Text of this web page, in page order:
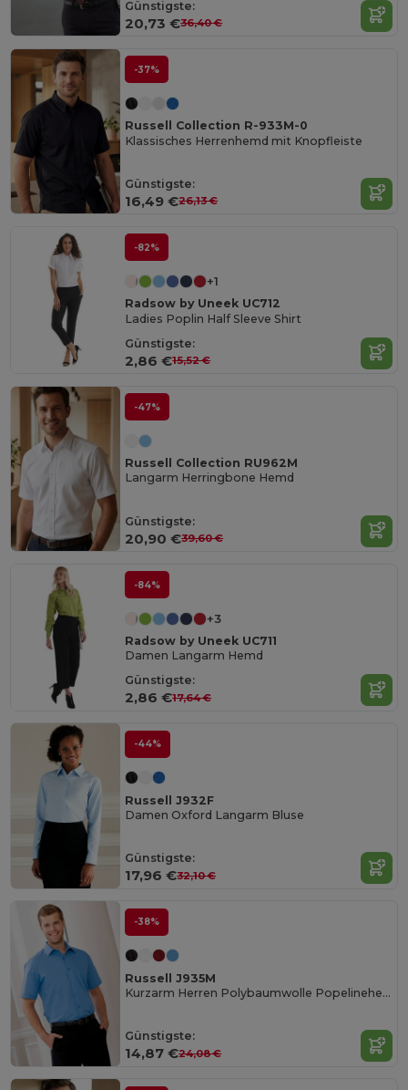
Günstigste:
20,73 €36,40 €
-37%
Russell Collection R-933M-0
Klassisches Herrenhemd mit Knopfleiste
Günstigste:
16,49 €26,13 €
-82%
+1
Radsow by Uneek UC712
Ladies Poplin Half Sleeve Shirt
Günstigste:
2,86 €15,52 €
-47%
Russell Collection RU962M
Langarm Herringbone Hemd
Günstigste:
20,90 €39,60 €
-84%
+3
Radsow by Uneek UC711
Damen Langarm Hemd
Günstigste:
2,86 €17,64 €
-44%
Russell J932F
Damen Oxford Langarm Bluse
Günstigste:
17,96 €32,10 €
-38%
Russell J935M
Kurzarm Herren Polybaumwolle Popelinehemd
Günstigste:
14,87 €24,08 €